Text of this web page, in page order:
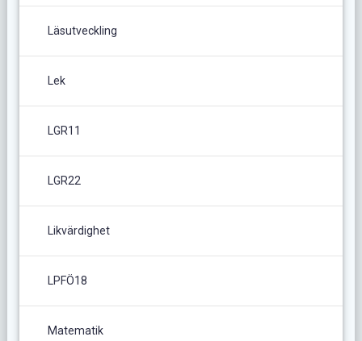
Läsutveckling
Lek
LGR11
LGR22
Likvärdighet
LPFÖ18
Matematik